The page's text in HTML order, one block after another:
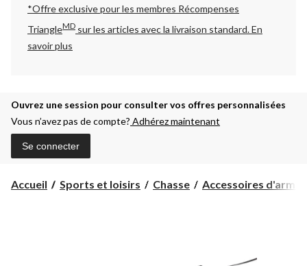
*Offre exclusive pour les membres Récompenses
TriangleMD sur les articles avec la livraison standard.En
savoir plus
Ouvrez une session pour consulter vos offres personnalisées
Vous n’avez pas de compte? Adhérez maintenant
Se connecter
Accueil Sports et loisirs Chasse Accessoires